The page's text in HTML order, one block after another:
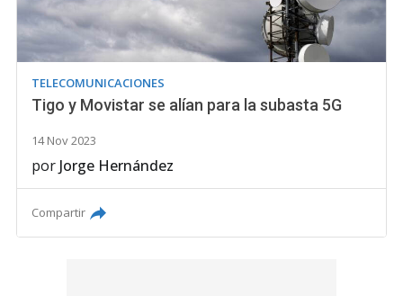
TELECOMUNICACIONES
Tigo y Movistar se alían para la subasta 5G
14 Nov 2023
por Jorge Hernández
Compartir